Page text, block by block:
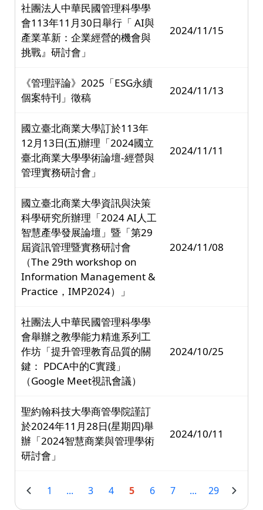
社團法人中華民國管理科學學
會113年11月30日舉行「 AI與
產業革新：企業經營的機會與
挑戰』研討會」
2024/11/15
《管理評論》2025「ESG永續
個案特刊」徵稿
2024/11/13
國立臺北商業大學訂於113年
12月13日(五)辦理「2024國立
臺北商業大學學術論壇-經營與
管理實務研討會」
2024/11/11
國立臺北商業大學資訊與決策
科學研究所辦理「2024 AI人工
智慧產學發展論壇」暨「第29
屆資訊管理暨實務研討會
（The 29th workshop on
Information Management &
Practice，IMP2024）」
2024/11/08
社團法人中華民國管理科學學
會舉辦之教學能力精進系列工
作坊「提升管理教育品質的關
鍵： PDCA中的C實踐」
（Google Meet視訊會議）
2024/10/25
聖約翰科技大學商管學院謹訂
於2024年11月28日(星期四)舉
辦「2024智慧商業與管理學術
研討會」
2024/10/11
1 ... 3 4 5 6 7 ... 29